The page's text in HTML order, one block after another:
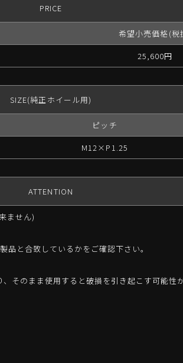
PRICE
希望小売価格(税
25,600円
SIZE(純正ホイール用)
ピッチ
M12×P1.25
ATTENTION
ません)
と合致しているかをご確認下さい。
そのまま使用すると破損を引き起こす可能